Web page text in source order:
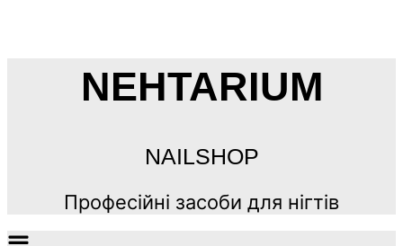
NEHTARIUM
NAILSHOP
Професійні засоби для нігтів